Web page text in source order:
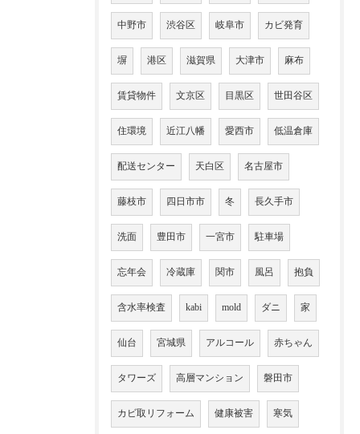
中野市 渋谷区 岐阜市 カビ発育
塀 港区 滋賀県 大津市 麻布
賃貸物件 文京区 目黒区 世田谷区
住環境 近江八幡 愛西市 低温倉庫
配送センター 天白区 名古屋市
藤枝市 四日市市 冬 長久手市
洗面 豊田市 一宮市 駐車場
忘年会 冷蔵庫 関市 風呂 抱負
含水率検査 kabi mold ダニ 家
仙台 宮城県 アルコール 赤ちゃん
タワーズ 高層マンション 磐田市
カビ取リフォーム 健康被害 寒気